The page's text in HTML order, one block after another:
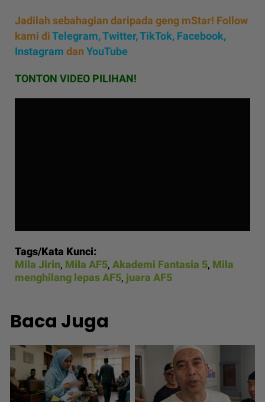
Jadilah sebahagian daripada geng mStar! Follow
kami diTelegram,Twitter,TikTok, Facebook,
Instagram dan YouTube
TONTON VIDEO PILIHAN!
Tags/Kata Kunci:
Mila Jirin, Mila AF5, Akademi Fantasia 5, Mila
menghilang lepas AF5, juara AF5
Baca Juga